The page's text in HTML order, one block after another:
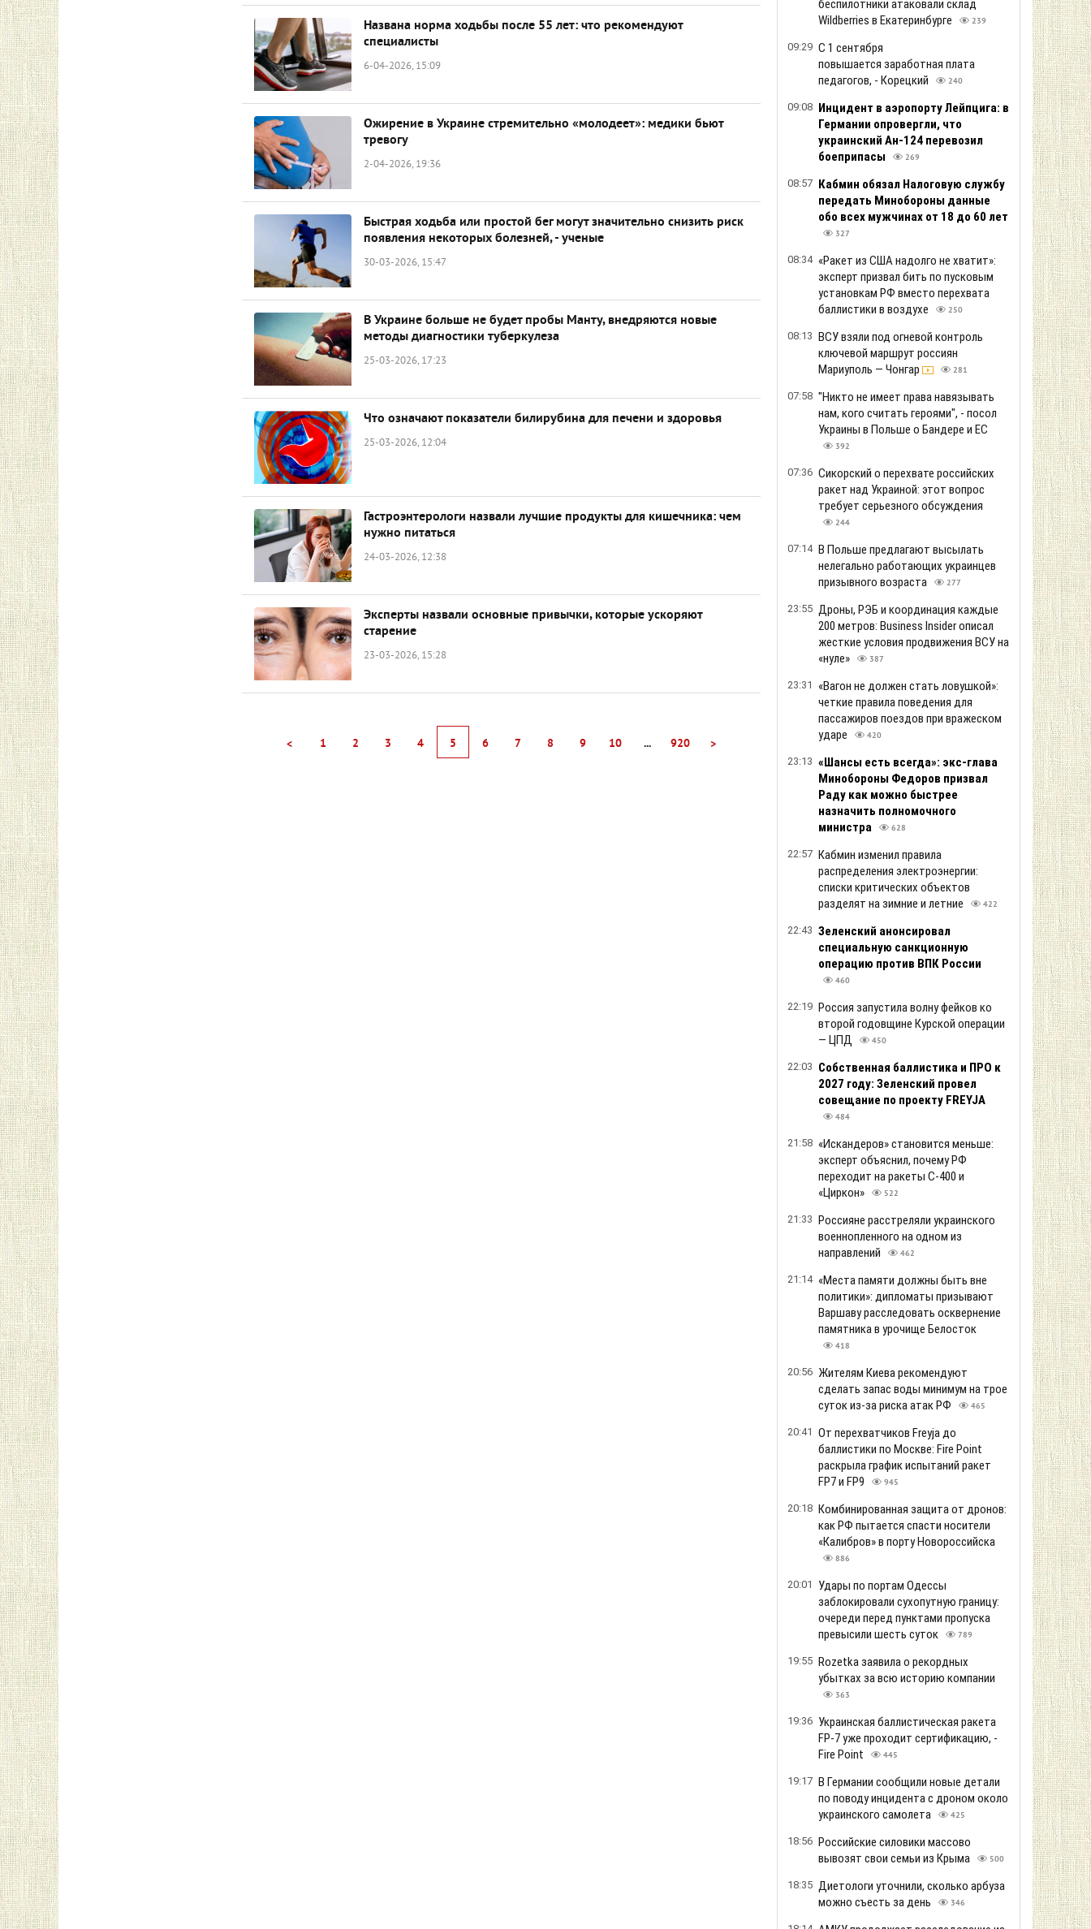
Названа норма ходьбы после 55 лет: что рекомендуют
специалисты
6-04-2026, 15:09
Ожирение в Украине стремительно «молодеет»: медики бьют
тревогу
2-04-2026, 19:36
Быстрая ходьба или простой бег могут значительно снизить риск
появления некоторых болезней, - ученые
30-03-2026, 15:47
В Украине больше не будет пробы Манту, внедряются новые
методы диагностики туберкулеза
25-03-2026, 17:23
Что означают показатели билирубина для печени и здоровья
25-03-2026, 12:04
Гастроэнтерологи назвали лучшие продукты для кишечника: чем
нужно питаться
24-03-2026, 12:38
Эксперты назвали основные привычки, которые ускоряют
старение
23-03-2026, 15:28
< 1 2 3 4 5 6 7 8 9 10 ... 920 >
беспилотники атаковали склад
Wildberries в Екатеринбурге
239
09:29 С 1 сентября
повышается заработная плата
педагогов, - Корецкий
240
09:08 Инцидент в аэропорту Лейпцига: в
Германии опровергли, что
украинский Ан-124 перевозил
боеприпасы
269
08:57 Кабмин обязал Налоговую службу
передать Минобороны данные
обо всех мужчинах от 18 до 60 лет
327
08:34 «Ракет из США надолго не хватит»:
эксперт призвал бить по пусковым
установкам РФ вместо перехвата
баллистики в воздухе
250
08:13 ВСУ взяли под огневой контроль
ключевой маршрут россиян
Мариуполь — Чонгар
281
07:58 "Никто не имеет права навязывать
нам, кого считать героями", - посол
Украины в Польше о Бандере и ЕС
392
07:36 Сикорский о перехвате российских
ракет над Украиной: этот вопрос
требует серьезного обсуждения
244
07:14 В Польше предлагают высылать
нелегально работающих украинцев
призывного возраста
277
23:55 Дроны, РЭБ и координация каждые
200 метров: Business Insider описал
жесткие условия продвижения ВСУ на
«нуле»
387
23:31
«Вагон не должен стать ловушкой»:
четкие правила поведения для
пассажиров поездов при вражеском
ударе
420
23:13 «Шансы есть всегда»: экс-глава
Минобороны Федоров призвал
Раду как можно быстрее
назначить полномочного
министра
628
22:57 Кабмин изменил правила
распределения электроэнергии:
списки критических объектов
разделят на зимние и летние
422
22:43 Зеленский анонсировал
специальную санкционную
операцию против ВПК России
460
22:19 Россия запустила волну фейков ко
второй годовщине Курской операции
— ЦПД
450
22:03 Собственная баллистика и ПРО к
2027 году: Зеленский провел
совещание по проекту FREYJA
484
21:58 «Искандеров» становится меньше:
эксперт объяснил, почему РФ
переходит на ракеты С-400 и
«Циркон»
522
21:33 Россияне расстреляли украинского
военнопленного на одном из
направлений
462
21:14 «Места памяти должны быть вне
политики»: дипломаты призывают
Варшаву расследовать осквернение
памятника в урочище Белосток
418
20:56 Жителям Киева рекомендуют
сделать запас воды минимум на трое
суток из-за риска атак РФ
465
20:41 От перехватчиков Freyja до
баллистики по Москве: Fire Point
раскрыла график испытаний ракет
FP7 и FP9
945
20:18 Комбинированная защита от дронов:
как РФ пытается спасти носители
«Калибров» в порту Новороссийска
886
20:01
Удары по портам Одессы
заблокировали сухопутную границу:
очереди перед пунктами пропуска
превысили шесть суток
789
19:55 Rozetka заявила о рекордных
убытках за всю историю компании
363
19:36 Украинская баллистическая ракета
FP-7 уже проходит сертификацию, -
Fire Point
445
19:17 В Германии сообщили новые детали
по поводу инцидента с дроном около
украинского самолета
425
18:56 Российские силовики массово
вывозят свои семьи из Крыма
500
18:35 Диетологи уточнили, сколько арбуза
можно съесть за день
346